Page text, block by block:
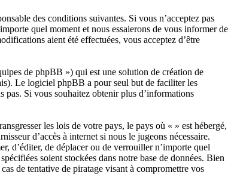
des conditions suivantes. Si vous n’acceptez pas
quel moment et nous essaierons de vous informer de
aient été effectuées, vous acceptez d’être
de phpBB ») qui est une solution de création de
Le logiciel phpBB a pour seul but de faciliter les
pas. Si vous souhaitez obtenir plus d’informations
les lois de votre pays, le pays où « » est hébergé,
d’accès à internet si nous le jugeons nécessaire.
d’éditer, de déplacer ou de verrouiller n’importe quel
soient stockées dans notre base de données. Bien
de tentative de piratage visant à compromettre vos